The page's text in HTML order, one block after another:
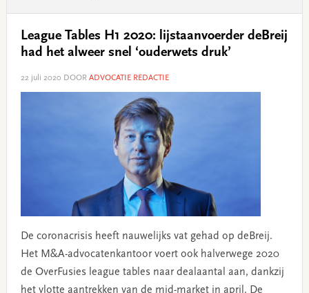
League Tables H1 2020: lijstaanvoerder deBreij
had het alweer snel ‘ouderwets druk’
22 juli 2020 DOOR ADVOCATIE REDACTIE
De coronacrisis heeft nauwelijks vat gehad op deBreij.
Het M&A-advocatenkantoor voert ook halverwege 2020
de OverFusies league tables naar dealaantal aan, dankzij
het vlotte aantrekken van de mid-market in april. De